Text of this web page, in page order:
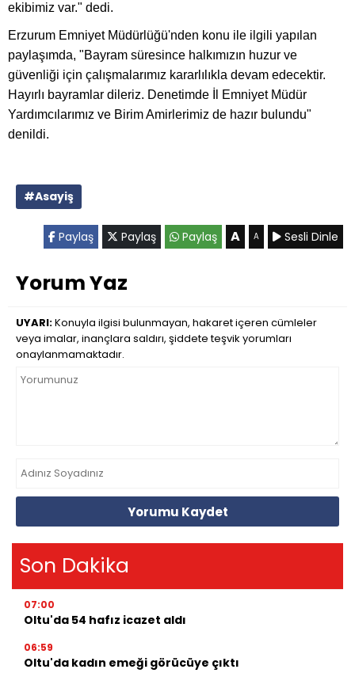
ekibimiz var." dedi.
Erzurum Emniyet Müdürlüğü'nden konu ile ilgili yapılan
paylaşımda, "Bayram süresince halkımızın huzur ve
güvenliği için çalışmalarımız kararlılıkla devam edecektir.
Hayırlı bayramlar dileriz. Denetimde İl Emniyet Müdür
Yardımcılarımız ve Birim Amirlerimiz de hazır bulundu"
denildi.
#Asayiş
Paylaş Paylaş Paylaş A A Sesli Dinle
Yorum Yaz
UYARI:Konuyla ilgisi bulunmayan, hakaret içeren cümleler
veya imalar, inançlara saldırı, şiddete teşvik yorumları
onaylanmamaktadır.
Yorumu Kaydet
Son Dakika
07:00
Oltu'da 54 hafız icazet aldı
06:59
Oltu'da kadın emeği görücüye çıktı